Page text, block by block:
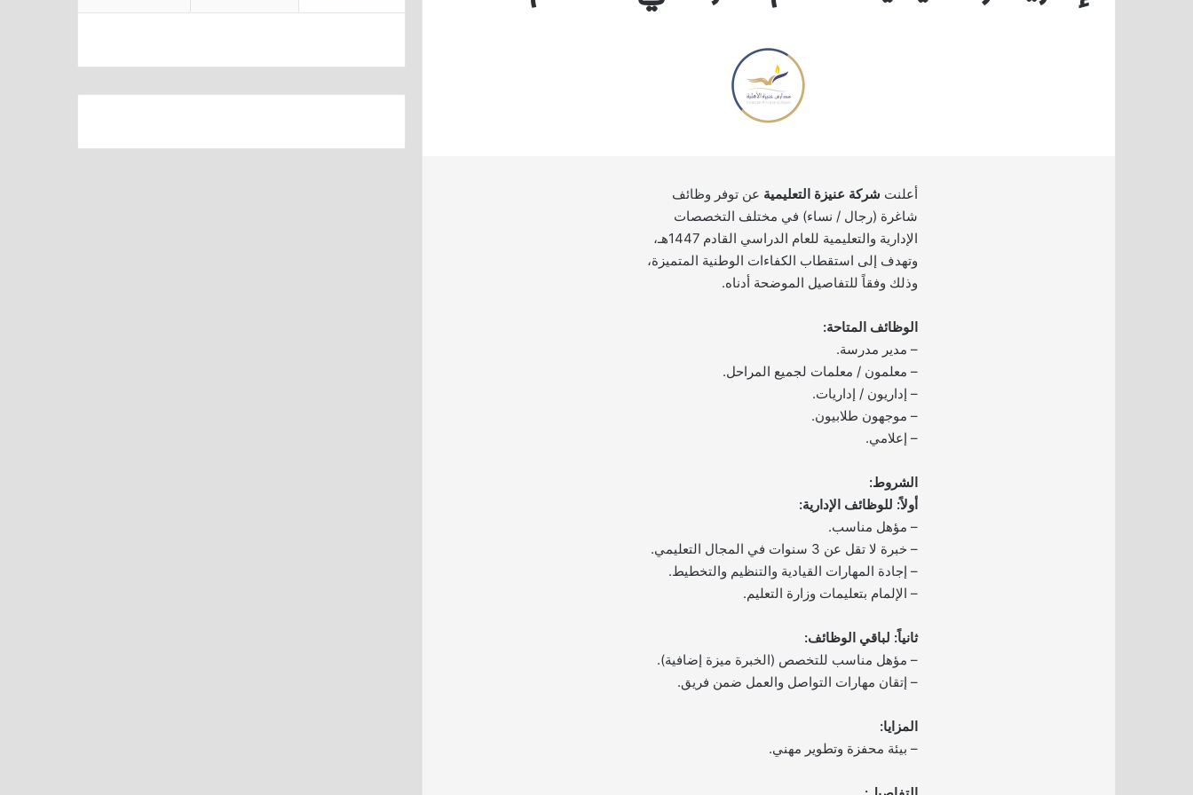
أعلنت شركة عنيزة التعليمية عن توفر وظائف
شاغرة (رجال / نساء) في مختلف التخصصات
الإدارية والتعليمية للعام الدراسي القادم 1447هـ،
وتهدف إلى استقطاب الكفاءات الوطنية المتميزة،
وذلك وفقاً للتفاصيل الموضحة أدناه.
الوظائف المتاحة:
– مدير مدرسة.
– معلمون / معلمات لجميع المراحل.
– إداريون / إداريات.
– موجهون طلابيون.
– إعلامي.
الشروط:
أولاً: للوظائف الإدارية:
– مؤهل مناسب.
– خبرة لا تقل عن 3 سنوات في المجال التعليمي.
– إجادة المهارات القيادية والتنظيم والتخطيط.
– الإلمام بتعليمات وزارة التعليم.
ثانياً: لباقي الوظائف:
– مؤهل مناسب للتخصص (الخبرة ميزة إضافية).
– إتقان مهارات التواصل والعمل ضمن فريق.
المزايا:
– بيئة محفزة وتطوير مهني.